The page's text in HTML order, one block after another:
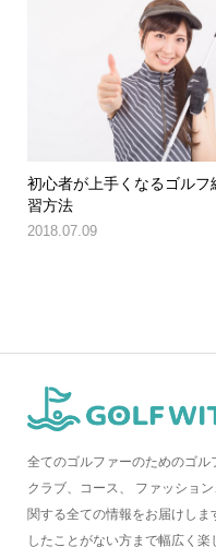
初心者が上手くなるゴルフ
習方法
2018.07.09
全てのゴルファーのためのゴル
クラブ、コース、 ファッショ
関する全ての情報をお届けし
したことがない方まで幅広く楽